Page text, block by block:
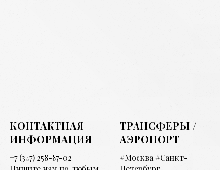
КОНТАКТНАЯ
ИНФОРМАЦИЯ
+7 (347) 258-87-02
ТРАНСФЕРЫ /
АЭРОПОРТ
#Москва #Санкт-